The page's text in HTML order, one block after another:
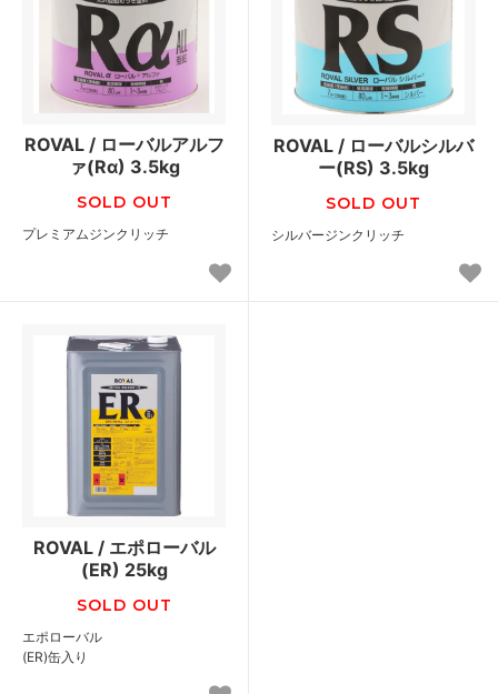
ROVAL / ローバルアルフ
ァ(Rα) 3.5kg
SOLD OUT
プレミアムジンクリッチ
ROVAL / ローバルシルバ
ー(RS) 3.5kg
SOLD OUT
シルバージンクリッチ
ROVAL / エポローバル
(ER) 25kg
SOLD OUT
エポローバル
(ER)缶入り